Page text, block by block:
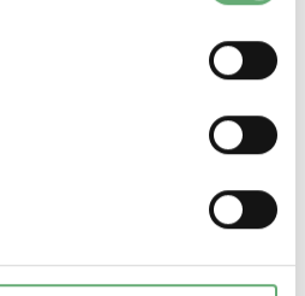
V CC ref. LV429410
3-6 SEMANAS]
Tensión
+